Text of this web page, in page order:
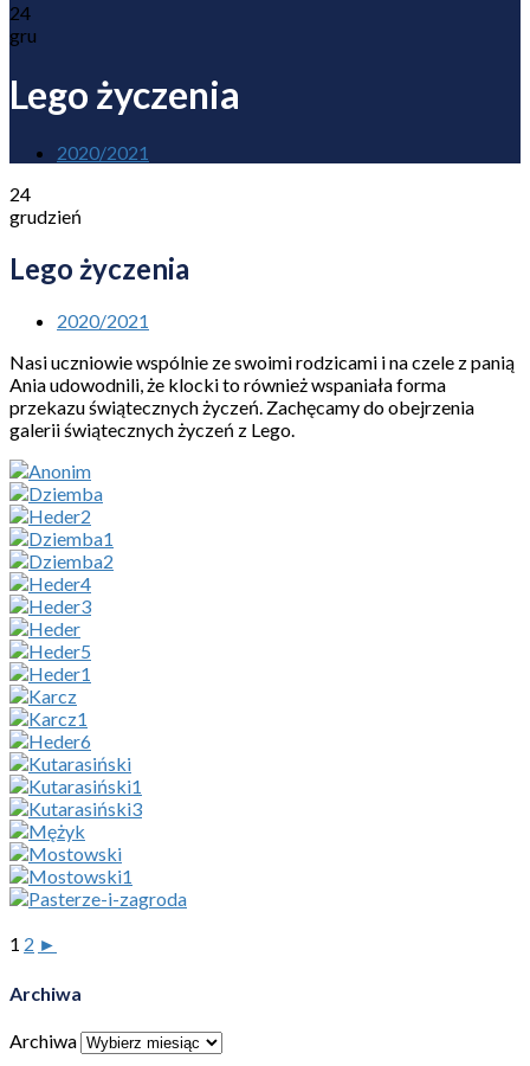
24
gru
Lego życzenia
2020/2021
24
grudzień
Lego życzenia
2020/2021
Nasi uczniowie wspólnie ze swoimi rodzicami i na czele z panią
Ania udowodnili, że klocki to również wspaniała forma
przekazu świątecznych życzeń. Zachęcamy do obejrzenia
galerii świątecznych życzeń z Lego.
1 2 ►
Archiwa
Archiwa